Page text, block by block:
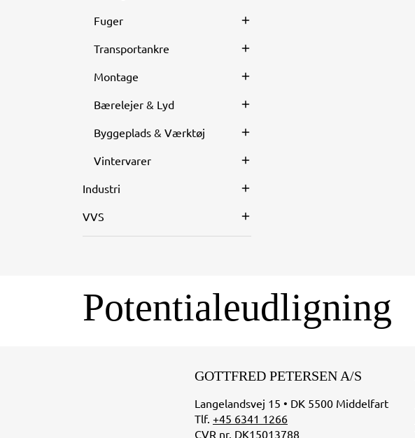
Fuger
Transportankre
Montage
Bærelejer & Lyd
Byggeplads & Værktøj
Vintervarer
Industri
VVS
Potentialeudligning
GOTTFRED PETERSEN A/S
Langelandsvej 15 • DK 5500 Middelfart
Tlf. +45 6341 1266
CVR nr. DK15013788